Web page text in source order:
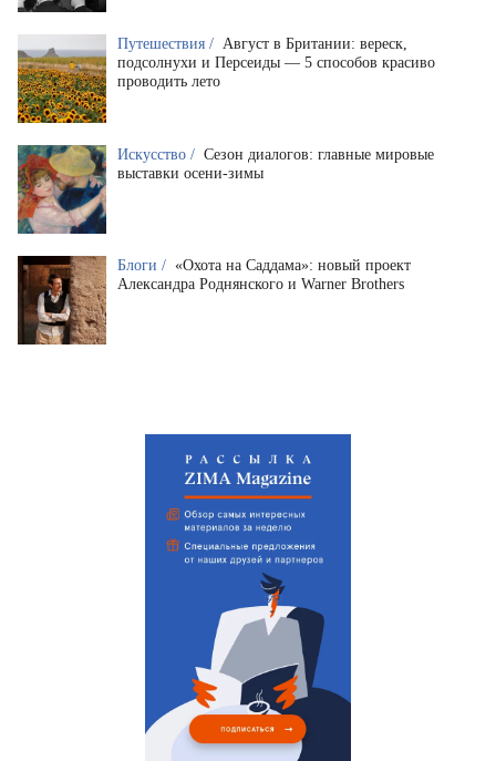
Путешествия / Август в Британии: вереск,
подсолнухи и Персеиды — 5 способов красиво
проводить лето
Искусство / Сезон диалогов: главные мировые
выставки осени-зимы
Блоги / «Охота на Саддама»: новый проект
Александра Роднянского и Warner Brothers